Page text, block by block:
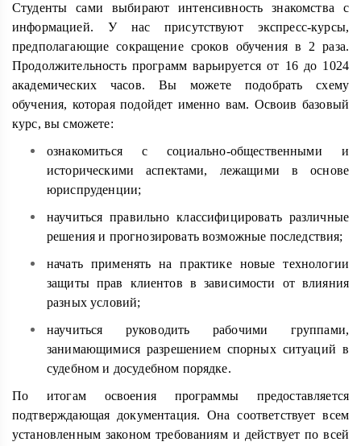
Студенты сами выбирают интенсивность знакомства с
информацией. У нас присутствуют экспресс-курсы,
предполагающие сокращение сроков обучения в 2 раза.
Продолжительность программ варьируется от 16 до 1024
академических часов. Вы можете подобрать схему
обучения, которая подойдет именно вам. Освоив базовый
курс, вы сможете:
ознакомиться с социально-общественными и
историческими аспектами, лежащими в основе
юриспруденции;
научиться правильно классифицировать различные
решения и прогнозировать возможные последствия;
начать применять на практике новые технологии
защиты прав клиентов в зависимости от влияния
разных условий;
научиться руководить рабочими группами,
занимающимися разрешением спорных ситуаций в
судебном и досудебном порядке.
По итогам освоения программы предоставляется
подтверждающая документация. Она соответствует всем
установленным законом требованиям и действует по всей